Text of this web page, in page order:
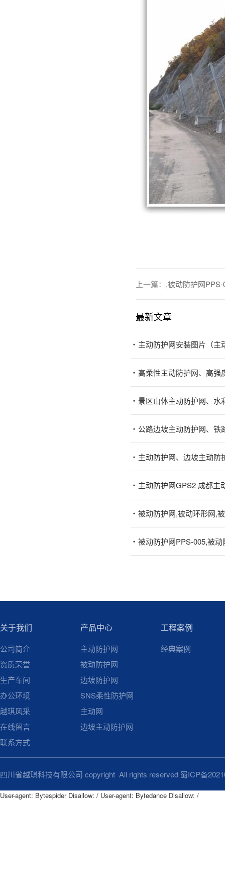
上一篇： ,被动防护网
最新文章
主动防护网安装图片（主
高柔性主动防护网、高强
景区山体主动防护网、水
公路边坡主动防护网、铁
主动防护网、边坡主动防
主动防护网GPS2 成都主
被动防护网,被动环形网,
被动防护网PPS-005,被
关于我们
公司简介
资质荣誉
生产车间
办公环境
越琪风采
在线留言
联系方式
产品中心
主动防护网
被动防护网
边坡防护网
SNS柔性防护网
主动网
边坡主动防护网
工程案例
经典案例
四川省越琪科技有限公司 copyright All rights reserved 蜀ICP备
User-agent: Bytespider
User-agent: Bytespider Disallow: / User-agent: Bytedance Disallow: /